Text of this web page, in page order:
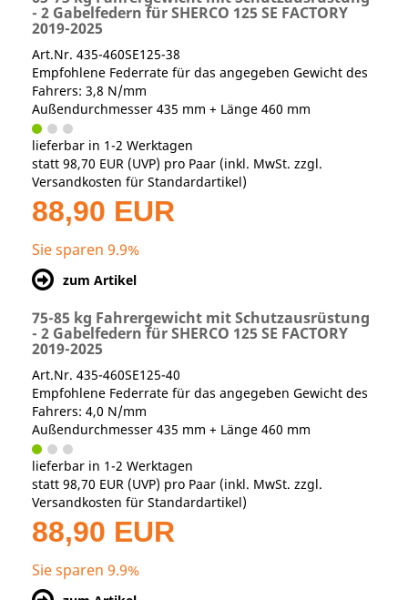
- 2 Gabelfedern für SHERCO 125 SE FACTORY
2019-2025
Art.Nr. 435-460SE125-38
Empfohlene Federrate für das angegeben Gewicht des
Fahrers: 3,8 N/mm
Außendurchmesser 435 mm + Länge 460 mm
lieferbar in 1-2 Werktagen
statt 98,70 EUR (UVP) pro Paar (inkl. MwSt. zzgl.
Versandkosten für Standardartikel)
88,90 EUR
Sie sparen 9.9%
zum Artikel
75-85 kg Fahrergewicht mit Schutzausrüstung
- 2 Gabelfedern für SHERCO 125 SE FACTORY
2019-2025
Art.Nr. 435-460SE125-40
Empfohlene Federrate für das angegeben Gewicht des
Fahrers: 4,0 N/mm
Außendurchmesser 435 mm + Länge 460 mm
lieferbar in 1-2 Werktagen
statt 98,70 EUR (UVP) pro Paar (inkl. MwSt. zzgl.
Versandkosten für Standardartikel)
88,90 EUR
Sie sparen 9.9%